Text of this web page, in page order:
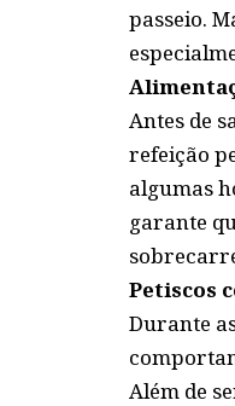
passeio.
Antes de
refeição
algumas
garante
Petiscos
Durante
Além de